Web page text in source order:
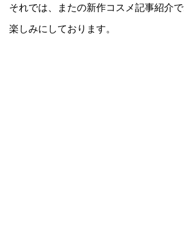
それでは、またの新作コスメ記事紹介
楽しみにしております。